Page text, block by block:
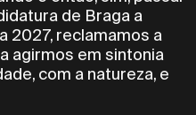
de Braga a
2027, reclamamos a
agirmos em sintonia
com a natureza, e